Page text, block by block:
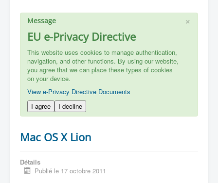
×
Message
EU e-Privacy Directive
This website uses cookies to manage authentication,
navigation, and other functions. By using our website,
you agree that we can place these types of cookies
on your device.
View e-Privacy Directive Documents
I agree
I decline
Mac OS X Lion
Détails
Publié le 17 octobre 2011